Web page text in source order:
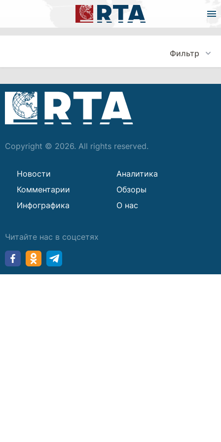
Фильтр
Copyright © 2026. All rights reserved.
Новости
Аналитика
Комментарии
Обзоры
Инфографика
О нас
Читайте нас в соцсетях